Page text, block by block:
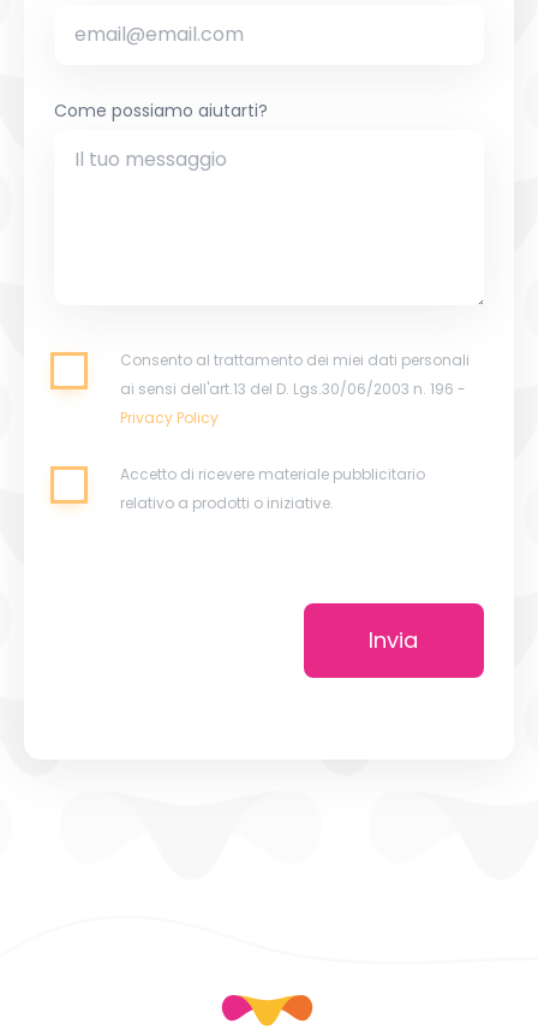
Come possiamo aiutarti?
Consento al trattamento dei miei dati personali
ai sensi dell'art.13 del D. Lgs.30/06/2003 n. 196 -
Privacy Policy
Accetto di ricevere materiale pubblicitario
relativo a prodotti o iniziative.
Invia